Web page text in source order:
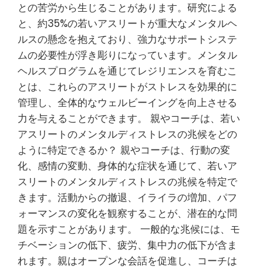
との苦労から生じることがあります。研究による
と、約35%の若いアスリートが重大なメンタルヘ
ルスの懸念を抱えており、強力なサポートシステ
ムの必要性が浮き彫りになっています。メンタル
ヘルスプログラムを通じてレジリエンスを育むこ
とは、これらのアスリートがストレスを効果的に
管理し、全体的なウェルビーイングを向上させる
力を与えることができます。 親やコーチは、若い
アスリートのメンタルディストレスの兆候をどの
ように特定できるか？ 親やコーチは、行動の変
化、感情の変動、身体的な症状を通じて、若いア
スリートのメンタルディストレスの兆候を特定で
きます。活動からの撤退、イライラの増加、パフ
ォーマンスの変化を観察することが、潜在的な問
題を示すことがあります。 一般的な兆候には、モ
チベーションの低下、疲労、集中力の低下が含ま
れます。親はオープンな会話を促進し、コーチは